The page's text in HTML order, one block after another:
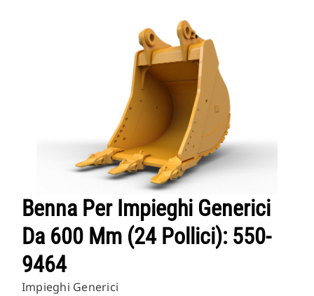
Benna Per Impieghi Generici
Da 600 Mm (24 Pollici): 550-
9464
Impieghi Generici